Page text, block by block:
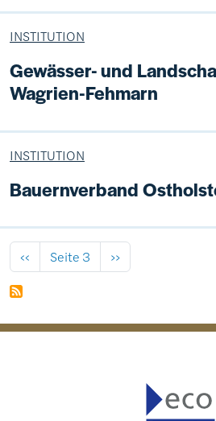
INSTITUTION
Gewässer- und
Wagrien-Fehmarn
INSTITUTION
Bauernverband
Seitennummerierung
Vorherige Seite
‹‹ Seite 3 Nächste Seite
››